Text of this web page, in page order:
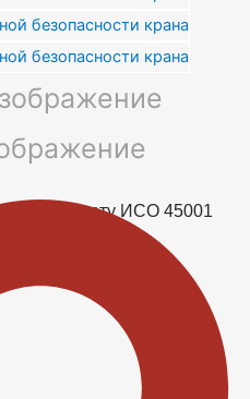
по стандарту ИСО 45001